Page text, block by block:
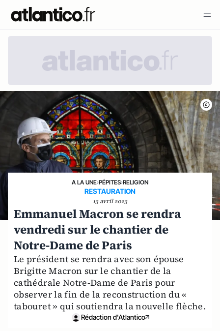
A LA UNE›PÉPITES›RELIGION
RESTAURATION
13 avril 2023
Emmanuel Macron se rendra
vendredi sur le chantier de
Notre-Dame de Paris
Le président se rendra avec son épouse
Brigitte Macron sur le chantier de la
cathédrale Notre-Dame de Paris pour
observer la fin de la reconstruction du «
tabouret » qui soutiendra la nouvelle flèche.
Rédaction d'Atlantico